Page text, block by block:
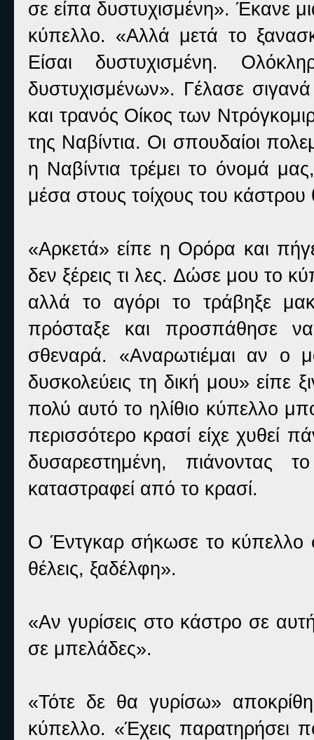
σε είπα δυστυχισμένη». Έκανε
κύπελλο. «Αλλά μετά το
Είσαι δυστυχισμένη.
δυστυχισμένων». Γέλασε
και τρανός Οίκος των
της Ναβίντια. Οι σπουδαίοι
η Ναβίντια τρέμει το όνομά
μέσα στους τοίχους του
«Αρκετά» είπε η Ορόρα και
δεν ξέρεις τι λες. Δώσε μου το
αλλά το αγόρι το τράβηξε
πρόσταξε και προσπάθησε
σθεναρά. «Αναρωτιέμαι αν ο
δυσκολεύεις τη δική μου» είπε
πολύ αυτό το ηλίθιο κύπελλο
περισσότερο κρασί είχε χυθεί
δυσαρεστημένη,
καταστραφεί από το κρασί.
Ο Έντγκαρ σήκωσε το κύπελλο
θέλεις, ξαδέλφη».
«Αν γυρίσεις στο κάστρο σε
σε μπελάδες».
«Τότε δε θα γυρίσω»
κύπελλο. «Έχεις παρατηρήσει